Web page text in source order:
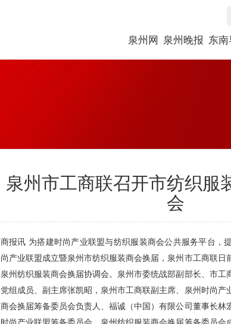
泉州网 泉州晚报 东南
泉州市工商联召开市纺织服
会
商报讯 为搭建时尚产业联盟与纺织服装商会公共服务平台，
尚产业联盟成立暨泉州市纺织服装商会换届，泉州市工商联日
泉州纺织服装商会换届协调会。泉州市委统战部副部长、市工
党组成员、副主席张凯昭，泉州市工商联副主席、泉州时尚产
商会换届筹备委员会负责人、福诚（中国）有限公司董事长林